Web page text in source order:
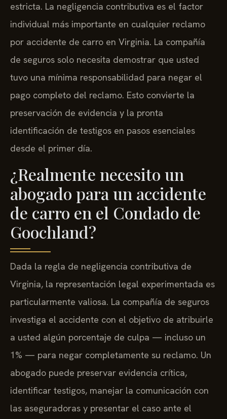
estricta. La negligencia contributiva es el factor
individual más importante en cualquier reclamo
por accidente de carro en Virginia. La compañía
de seguros solo necesita demostrar que usted
tuvo una mínima responsabilidad para negar el
pago completo del reclamo. Esto convierte la
preservación de evidencia y la pronta
identificación de testigos en pasos esenciales
desde el primer día.
¿Realmente necesito un
abogado para un accidente
de carro en el Condado de
Goochland?
Dada la regla de negligencia contributiva de
Virginia, la representación legal experimentada es
particularmente valiosa. La compañía de seguros
investiga el accidente con el objetivo de atribuirle
a usted algún porcentaje de culpa — incluso un
1% — para negar completamente su reclamo. Un
abogado puede preservar evidencia crítica,
identificar testigos, manejar la comunicación con
las aseguradoras y presentar el caso ante el